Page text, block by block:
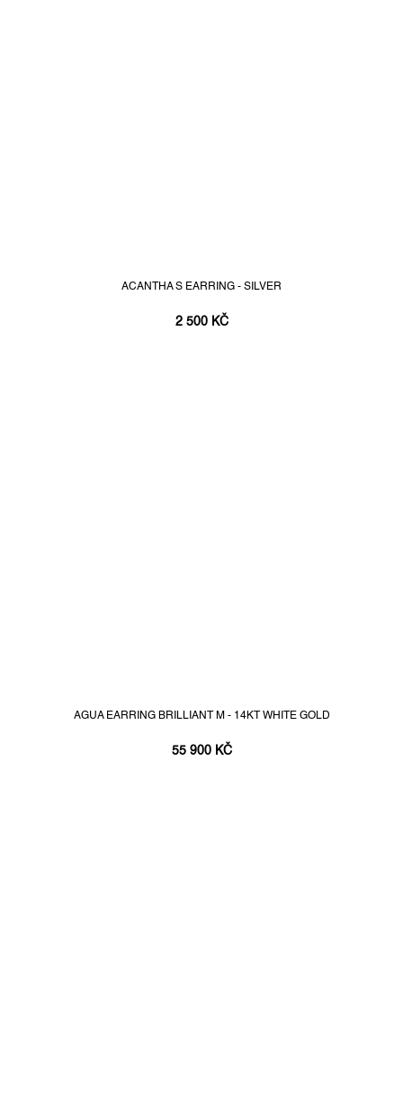
ACANTHA S EARRING - SILVER
2 500 KČ
AGUA EARRING BRILLIANT M - 14KT WHITE GOLD
55 900 KČ